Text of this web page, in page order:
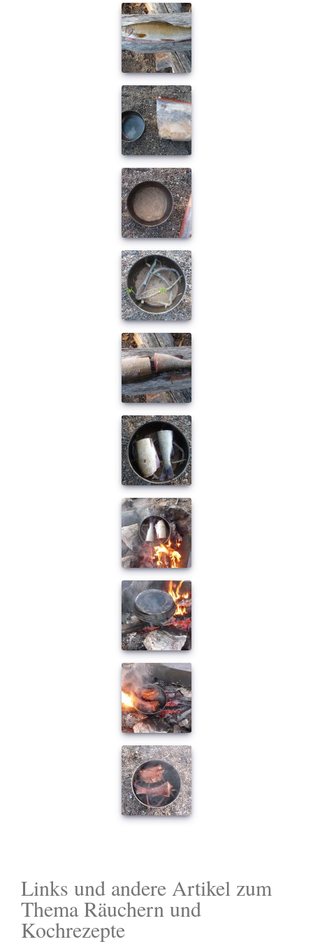
Links und andere Artikel zum
Thema Räuchern und
Kochrezepte